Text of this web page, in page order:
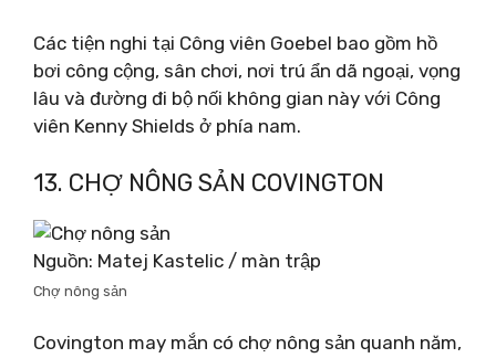
Các tiện nghi tại Công viên Goebel bao gồm hồ
bơi công cộng, sân chơi, nơi trú ẩn dã ngoại, vọng
lâu và đường đi bộ nối không gian này với Công
viên Kenny Shields ở phía nam.
13. CHỢ NÔNG SẢN COVINGTON
Nguồn: Matej Kastelic / màn trập
Chợ nông sản
Covington may mắn có chợ nông sản quanh năm,